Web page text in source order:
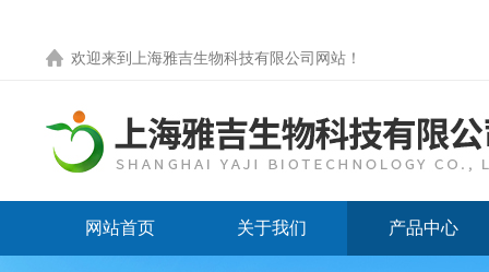
欢迎来到 上海雅吉生物科技有限公司网站 ！
网站首页 关于我们 产品中心